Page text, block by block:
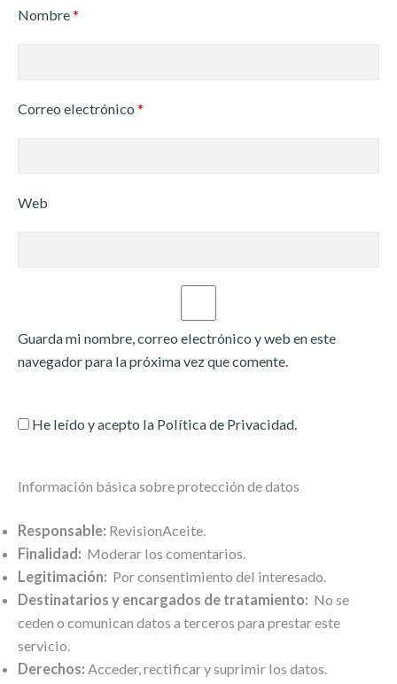
Nombre*
Correo electrónico *
Web
Guarda mi nombre, correo electrónico y web en este
navegador para la próxima vez que comente.
He leído y acepto la Política de Privacidad
Información básica sobre protección de datos
Responsable: RevisionAceite.
Finalidad: Moderar los comentarios.
Legitimación: Por consentimiento del interesado.
Destinatarios y encargados de tratamiento: No se
ceden o comunican datos a terceros para prestar este
servicio.
Derechos: Acceder, rectificar y suprimir los datos.